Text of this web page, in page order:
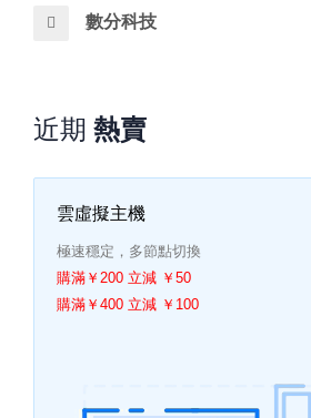
數分科技
近期 熱賣
雲虛擬主機
極速穩定，多節點切換
購滿￥200 立減 ￥50
購滿￥400 立減 ￥100